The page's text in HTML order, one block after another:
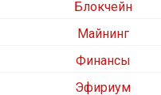
Блокчейн
Майнинг
Финансы
Эфириум